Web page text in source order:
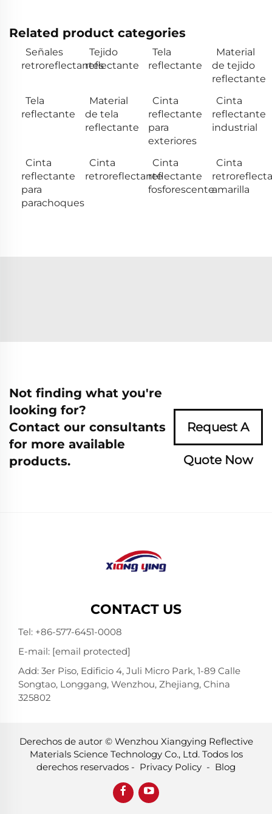
Related product categories
Señales
retroreflectantes
Tejido
reflectante
Tela
reflectante
Material
de tejido
reflectante
Tela
reflectante
Material
de tela
reflectante
Cinta
reflectante
para
exteriores
Cinta
reflectante
industrial
Cinta
reflectante
para
parachoques
Cinta
retroreflectante
Cinta
reflectante
fosforescente
Cinta
amarilla
Not finding what you're
looking for?
Contact our consultants
for more available
products.
Request A
Quote Now
CONTACT US
Tel: +86-577-6451-0008
E-mail: [email protected]
Add: 3er Piso, Edificio 4, Juli Micro Park, 1-89 Calle
Songtao, Longgang, Wenzhou, Zhejiang, China
325802
Derechos de autor © Wenzhou Xiangying Reflective
Materials Science Technology Co., Ltd. Todos los
derechos reservados - Privacy Policy - Blog